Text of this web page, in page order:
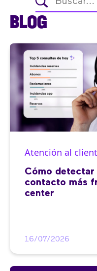
BLOG
Atención al
Cómo
contacto más
center
16/07/2026